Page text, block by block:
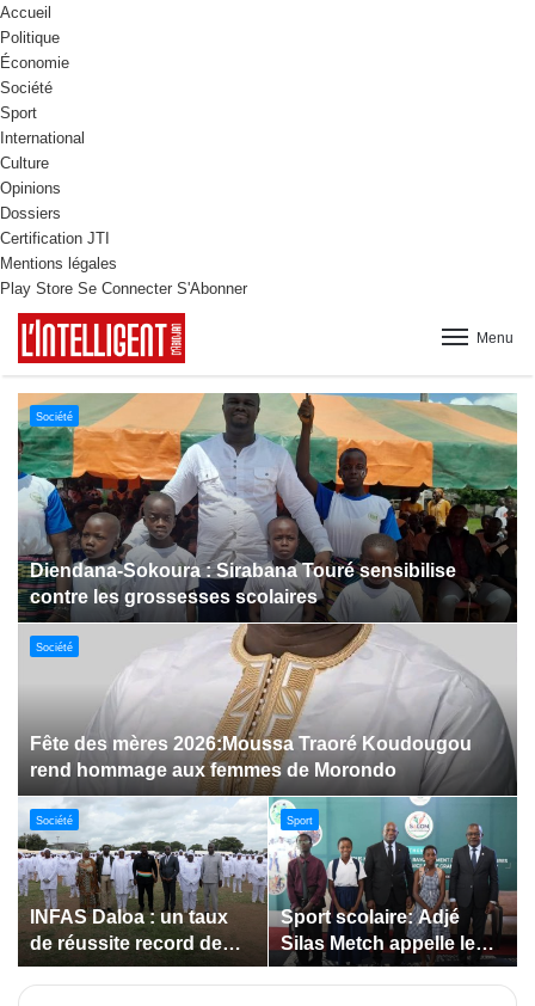
Accueil
Politique
Économie
Société
Sport
International
Culture
Opinions
Dossiers
Certification JTI
Mentions légales
Play Store Se Connecter S'Abonner
Menu
Culture
Dabakala:Le festival FEMUDA 2.0 dévoile des
innovations porteuses d’espoir pour la jeunesse
Sport
Jeux paralympiques de 2028 :
Société
Bodokro : 30 élèves
célébrés à la Journée de
l’Excellence du Lycée
Société
Insertion des jeunes: La
Côte d’Ivoire renforce le
suivi des conventions